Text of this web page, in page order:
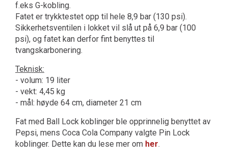
f.eks G-kobling.
Fatet er trykktestet opp til hele 8,9 bar (130 psi).
Sikkerhetsventilen i lokket vil slå ut på 6,9 bar (100
psi), og fatet kan derfor fint benyttes til
tvangskarbonering.
Teknisk:
- volum: 19 liter
- vekt: 4,45 kg
- mål: høyde 64 cm, diameter 21 cm
Fat med Ball Lock koblinger ble opprinnelig benyttet av
Pepsi, mens Coca Cola Company valgte Pin Lock
koblinger. Dette kan du lese mer om her.